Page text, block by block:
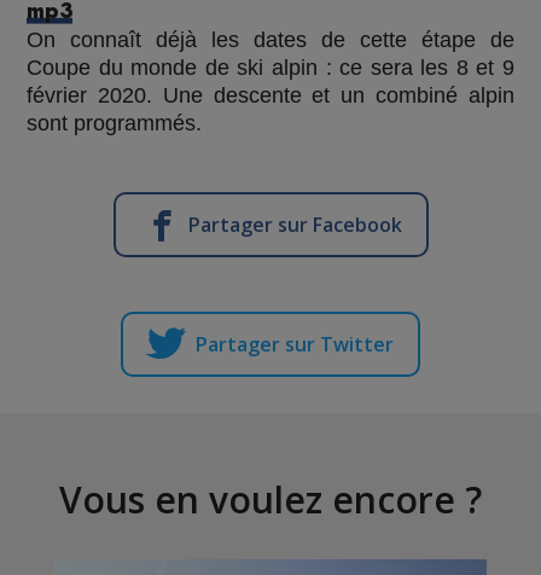
mp3
On connaît déjà les dates de cette étape de
Coupe du monde de ski alpin : ce sera les 8 et 9
février 2020. Une descente et un combiné alpin
sont programmés.
Partager sur Facebook
Partager sur Twitter
Vous en voulez encore ?